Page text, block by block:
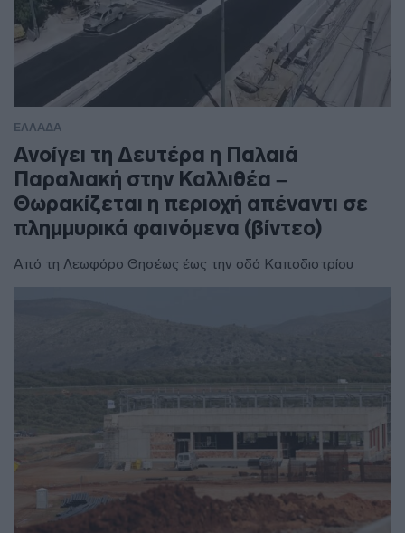
ΕΛΛΑΔΑ
Ανοίγει τη Δευτέρα η Παλαιά
Παραλιακή στην Καλλιθέα –
Θωρακίζεται η περιοχή απέναντι σε
πλημμυρικά φαινόμενα (βίντεο)
Από τη Λεωφόρο Θησέως έως την οδό Καποδιστρίου